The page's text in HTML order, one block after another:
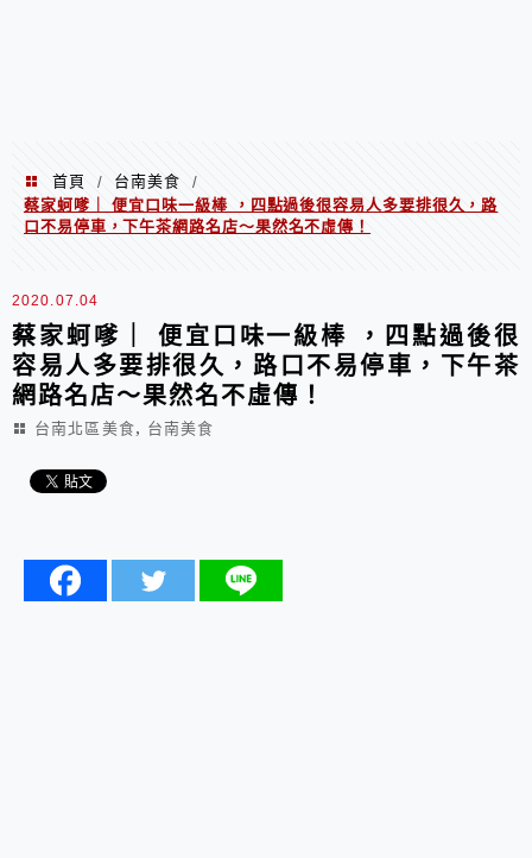
首頁 / 台南美食
/
蔡家蚵嗲｜ 便宜口味一級棒 ，四點過後很容易人多要排很久，路
口不易停車，下午茶網路名店～果然名不虛傳！
2020.07.04
蔡家蚵嗲｜ 便宜口味一級棒 ，四點過後很
容易人多要排很久，路口不易停車，下午茶
網路名店～果然名不虛傳！
台南北區美食, 台南美食